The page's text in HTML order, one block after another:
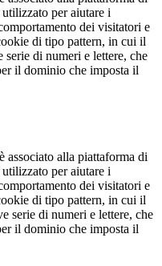
per aiutare i
dei visitatori e
di tipo pattern, in cui il
serie di numeri e lettere, che
il dominio che imposta il
associato alla piattaforma di
per aiutare i
dei visitatori e
di tipo pattern, in cui il
serie di numeri e lettere, che
il dominio che imposta il